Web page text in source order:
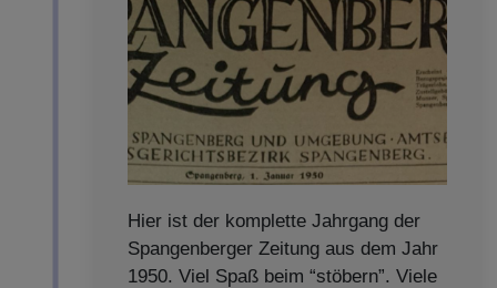
Hier ist der komplette Jahrgang der
Spangenberger Zeitung aus dem Jahr
1950. Viel Spaß beim “stöbern”. Viele